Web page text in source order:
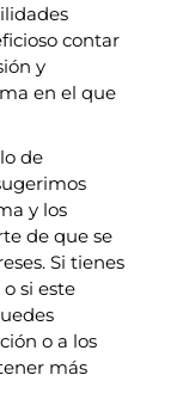
contar
y
en el que
de
y los
de que se
Si tienes
si este
o a los
más